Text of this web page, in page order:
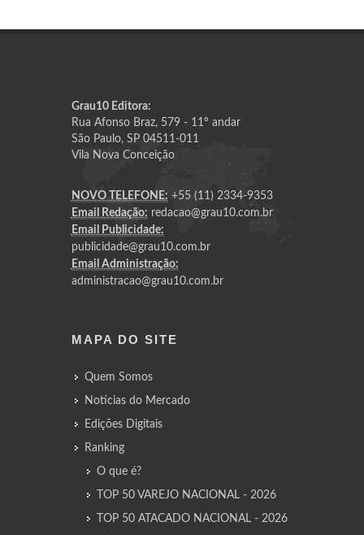
Grau10 Editora:
Rua Afonso Braz, 579 - 11º andar
São Paulo, SP 04511-011
Vila Nova Conceição
NOVO TELEFONE: +55 (11) 2334-9353
Email Redação: redacao@grau10.com.br
Email Publicidade:
publicidade@grau10.com.br
Email Administração:
administracao@grau10.com.br
MAPA DO SITE
Quem Somos
Notícias do Mercado
Edições Digitais
Ranking
O que é?
TOP 50 VAREJO NACIONAL - 2026
TOP 50 ATACADO NACIONAL - 2026